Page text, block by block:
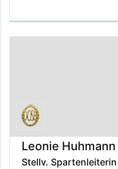
Leonie Huhmann
Stellv. Spartenleiterin